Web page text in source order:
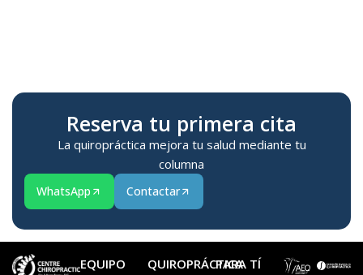
Reserva tu primera cita
La quiropráctica mejora tu salud mediante tu
columna
WhatsApp Contactar
EQUIPO QUIROPRÁCTICA
PARA TÍ